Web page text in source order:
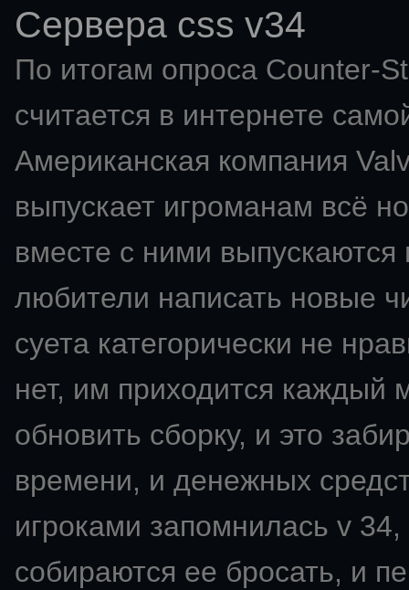
Сервера css v34
По итогам опроса Counter-
считается в интернете
Американская компания
выпускает игроманам всё
вместе с ними
любители написать новые
суета категорически не
нет, им приходится каждый
обновить сборку, и это
времени, и денежных
игроками запомнилась v
собираются ее бросать, и